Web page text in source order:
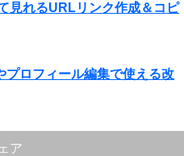
見れるURLリンク作成＆コピ
ロフィール編集で使える改
ア